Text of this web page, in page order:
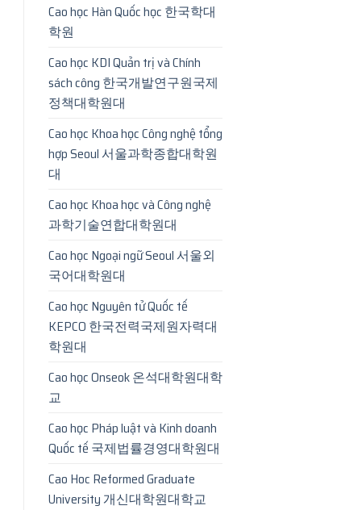
Cao học Hàn Quốc học 한국학대
학원
Cao học KDI Quản trị và Chính
sách công 한국개발연구원국제
정책대학원대
Cao học Khoa học Công nghệ tổng
hợp Seoul 서울과학종합대학원
대
Cao học Khoa học và Công nghệ
과학기술연합대학원대
Cao học Ngoại ngữ Seoul 서울외
국어대학원대
Cao học Nguyên tử Quốc tế
KEPCO 한국전력국제원자력대
학원대
Cao học Onseok 온석대학원대학
교
Cao học Pháp luật và Kinh doanh
Quốc tế 국제법률경영대학원대
Cao Hoc Reformed Graduate
University 개신대학원대학교